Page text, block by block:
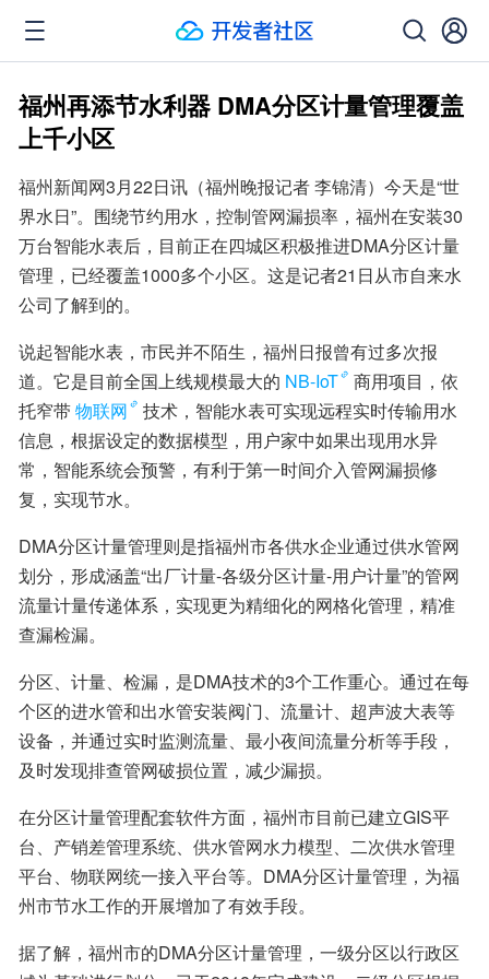
福州再添节水利器 DMA分区计量管理覆盖
上千小区
福州新闻网3月22日讯（福州晚报记者 李锦清）今天是“世
界水日”。围绕节约用水，控制管网漏损率，福州在安装30
万台智能水表后，目前正在四城区积极推进DMA分区计量
管理，已经覆盖1000多个小区。这是记者21日从市自来水
公司了解到的。
说起智能水表，市民并不陌生，福州日报曾有过多次报
道。它是目前全国上线规模最大的 NB-IoT
商用项目，依
托窄带物联网
技术，智能水表可实现远程实时传输用水
信息，根据设定的数据模型，用户家中如果出现用水异
常，智能系统会预警，有利于第一时间介入管网漏损修
复，实现节水。
DMA分区计量管理则是指福州市各供水企业通过供水管网
划分，形成涵盖“出厂计量-各级分区计量-用户计量”的管网
流量计量传递体系，实现更为精细化的网格化管理，精准
查漏检漏。
分区、计量、检漏，是DMA技术的3个工作重心。通过在每
个区的进水管和出水管安装阀门、流量计、超声波大表等
设备，并通过实时监测流量、最小夜间流量分析等手段，
及时发现排查管网破损位置，减少漏损。
在分区计量管理配套软件方面，福州市目前已建立GIS平
台、产销差管理系统、供水管网水力模型、二次供水管理
平台、物联网统一接入平台等。DMA分区计量管理，为福
州市节水工作的开展增加了有效手段。
据了解，福州市的DMA分区计量管理，一级分区以行政区